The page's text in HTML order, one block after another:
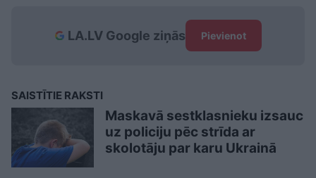
LA.LV Google ziņās Pievienot
SAISTĪTIE RAKSTI
Maskavā sestklasnieku izsauc
uz policiju pēc strīda ar
skolotāju par karu Ukrainā